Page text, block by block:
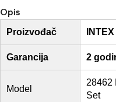
Opis
Proizvođač INTEX
Garancija 2
Model
28462
Set